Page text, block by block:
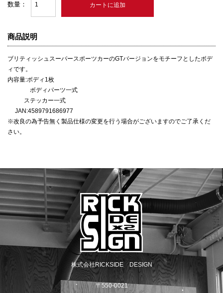
数量：
商品説明
ブリティッシュスーパースポーツカーのGTバージョンをモチーフとしたボデ
ィです。
内容量:ボディ1枚
ボディパーツ一式
ステッカー一式
JAN:4589791686977
※改良の為予告無く製品仕様の変更を行う場合がございますのでご了承くだ
さい。
株式会社RICKSIDE DESIGN
〒550-0021